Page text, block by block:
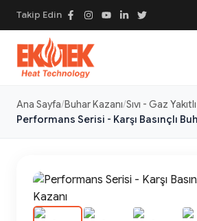
Takip Edin
Ana Sayfa Buhar Kazanı Sıvı - Gaz
Performans Serisi - Karşı Basınçlı